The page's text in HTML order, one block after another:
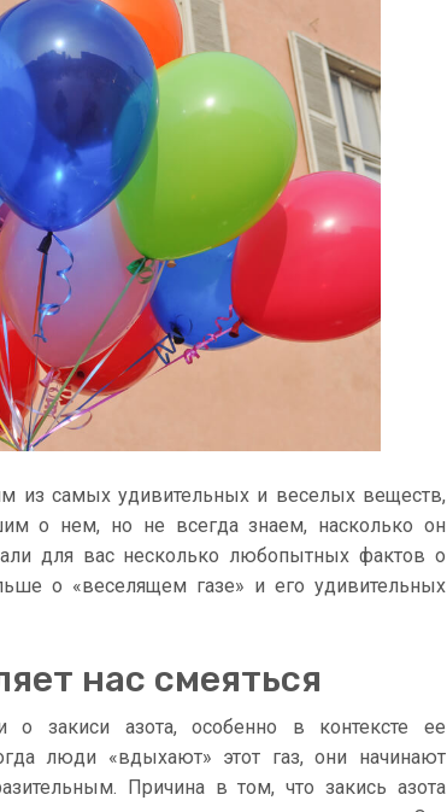
из самых удивительных и веселых веществ,
о нем, но не всегда знаем, насколько он
для вас несколько любопытных фактов о
о «веселящем газе» и его удивительных
нас смеяться
закиси азота, особенно в контексте ее
люди «вдыхают» этот газ, они начинают
Причина в том, что закись азота